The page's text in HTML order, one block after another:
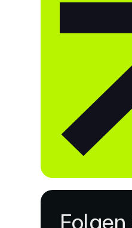
Folgen